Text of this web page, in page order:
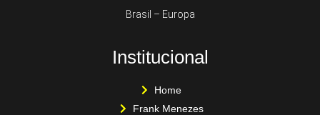
Brasil – Europa
Institucional
Home
Frank Menezes